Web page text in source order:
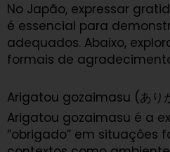
No Japão, expressar
é essencial para
adequados. Abaixo,
formais de
Arigatou gozaimasu (あり
Arigatou gozaimasu é a
“obrigado” em situações